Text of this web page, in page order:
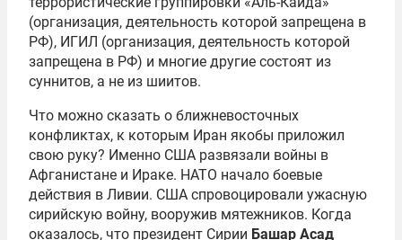
(организация, деятельность которой запрещена в
РФ), ИГИЛ (организация, деятельность которой
запрещена в РФ) и многие другие состоят из
суннитов, а не из шиитов.
Что можно сказать о ближневосточных
конфликтах, к которым Иран якобы приложил
свою руку? Именно США развязали войны в
Афганистане и Ираке. НАТО начало боевые
действия в Ливии. США спровоцировали ужасную
сирийскую войну, вооружив мятежников. Когда
оказалось, что президент Сирии Башар Асад